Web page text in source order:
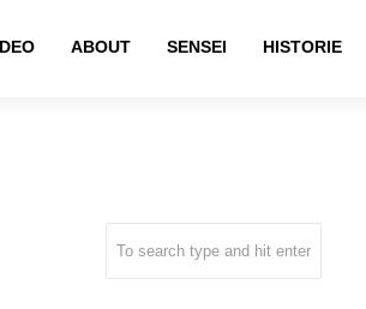
ABOUT SENSEI HISTORIE